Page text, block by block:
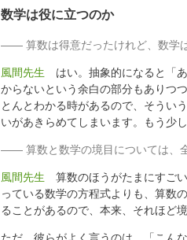
数学は役に立つのか
算数は得意だったけれど、数学
風間先生 はい。抽象的になると「
からないという余白の部分もありつ
とんとわかる時があるので、そうい
いがあきらめてしまいます。もう少
算数と数学の境目については、
風間先生 算数のほうがたまにすご
っている数学の方程式よりも、算数
ることがあるので、本来、それほど